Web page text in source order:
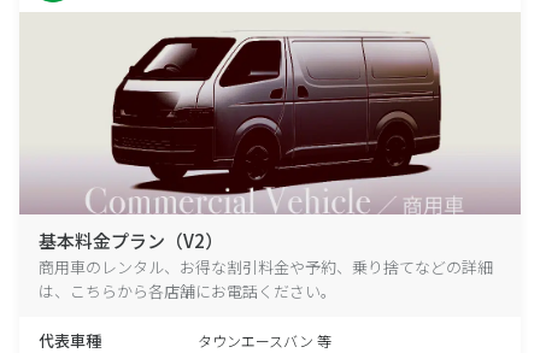
基本料金プラン（V2）
商用車のレンタル、お得な割引料金や予約、乗り捨てなどの詳細
は、こちらから各店舗にお電話ください。
代表車種 タウンエースバン 等